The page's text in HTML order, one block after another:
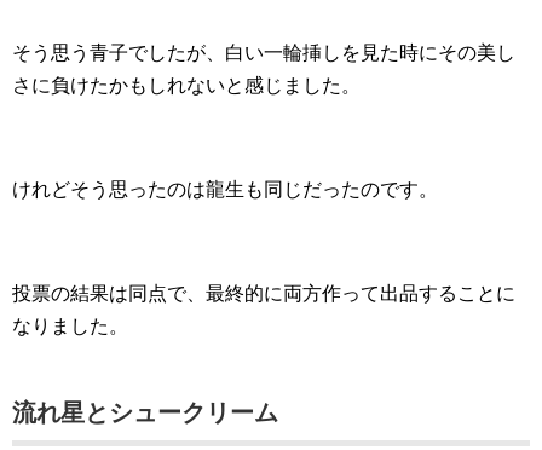
そう思う青子でしたが、白い一輪挿しを見た時にその美し
さに負けたかもしれないと感じました。
けれどそう思ったのは龍生も同じだったのです。
投票の結果は同点で、最終的に両方作って出品することに
なりました。
流れ星とシュークリーム